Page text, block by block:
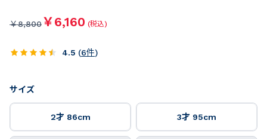
￥8,800￥6,160 (税込)
4.5 (6件)
サイズ
2才 86cm 3才 95cm